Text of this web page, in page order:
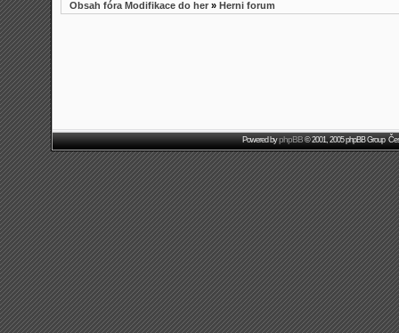
Obsah fóra Modifikace do her» Herni forum
Powered byphpBB© 2001, 2005 phpBB Group